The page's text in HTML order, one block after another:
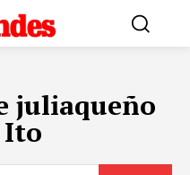
juliaqueño